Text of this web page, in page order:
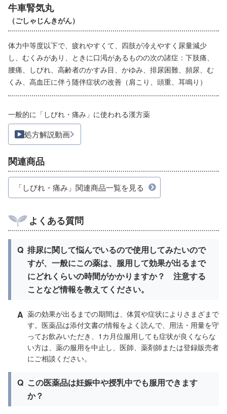
牛車腎気丸
（ごしゃじんきがん）
体力中等度以下で、疲れやすくて、四肢が冷えやすく尿量減少
し、むくみがあり、ときに口渇があるものの次の諸症：下肢痛、
腰痛、しびれ、高齢者のかすみ目、かゆみ、排尿困難、頻尿、む
くみ、高血圧に伴う随伴症状の改善（肩こり、頭重、耳鳴り）
一般的に「しびれ・痛み」に使われる漢方薬
処方解説動画
関連商品
「しびれ・痛み」関連商品一覧を見る
よくある質問
Q 排尿に関して悩んでいるので使用してみたいので
すが、一般にこの薬は、服用して効果が出るまで
にどれくらいの時間がかかりますか？ 注意する
ことなど情報を教えてください。
A 薬の効果が出るまでの期間は、体質や症状によりさまざまで
す。医薬品は添付文書の情報をよく読んで、用法・用量を守
ってお飲みいただき、1カ月位服用しても症状が良くならな
い方は、薬の服用を中止し、医師、薬剤師または登録販売者
にご相談ください。
Q この医薬品は妊娠中や授乳中でも服用できます
か？